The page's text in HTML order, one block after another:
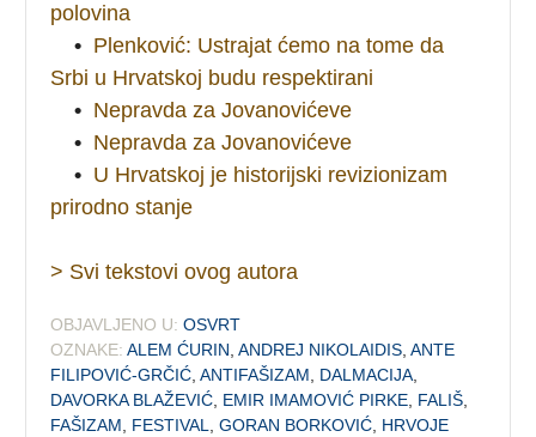
polovina
• Plenković: Ustrajat ćemo na tome da
Srbi u Hrvatskoj budu respektirani
• Nepravda za Jovanovićeve
• Nepravda za Jovanovićeve
• U Hrvatskoj je historijski revizionizam
prirodno stanje
> Svi tekstovi ovog autora
OBJAVLJENO U: OSVRT
OZNAKE: ALEM ĆURIN ,ANDREJ NIKOLAIDIS ,ANTE
FILIPOVIĆ-GRČIĆ ,ANTIFAŠIZAM DALMACIJA
DAVORKA BLAŽEVIĆ EMIR IMAMOVIĆ PIRKE FALIŠ
FAŠIZAM
FESTIVAL ,GORAN BORKOVIĆ HRVOJE